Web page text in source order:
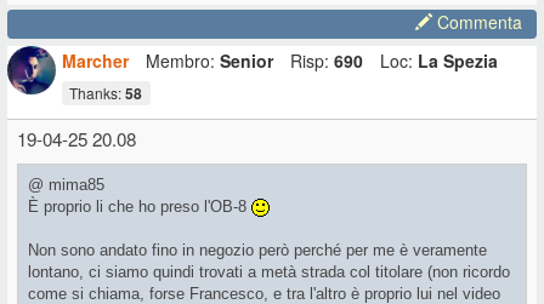
Commenta
Marcher
Membro: Senior Risp: 690 Loc: La Spezia
Thanks:58
19-04-25 20.08
@ mima85
È proprio li che ho preso l'OB-8
Non sono andato fino in negozio però perché per me è veramente
lontano, ci siamo quindi trovati a metà strada col titolare (non ricordo
come si chiama, forse Francesco, e tra l'altro è proprio lui nel video